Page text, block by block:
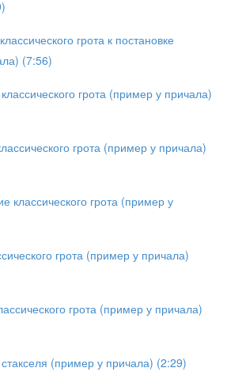
грота к постановке
(7:56)
грота (пример у причала)
грота (пример у причала)
классического грота (пример у
грота (пример у причала)
грота (пример у причала)
(пример у причала) (2:29)